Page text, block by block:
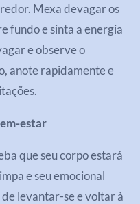
Mexa devagar os
fundo e sinta a energia
e observe o
anote rapidamente e
estar
que seu corpo estará
e seu emocional
levantar-se e voltar à